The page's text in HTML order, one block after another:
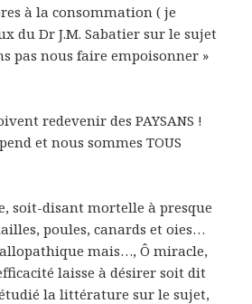
à la consommation ( je
du Dr J.M. Sabatier sur le sujet
pas nous faire empoisonner »
redevenir des PAYSANS !
et nous sommes TOUS
soit-disant mortelle à presque
poules, canards et oies…
mais…, Ô miracle,
laisse à désirer soit dit
la littérature sur le sujet,